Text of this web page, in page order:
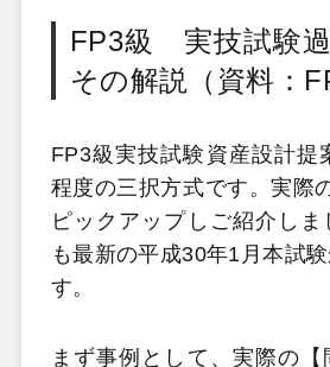
FP3級 実技試験過
その解説（資料：
FP3級実技試験資産設計提
程度の三択方式です。実際
ピックアップしご紹介し
も最新の平成30年1月本試
す。
まず事例として、実際の